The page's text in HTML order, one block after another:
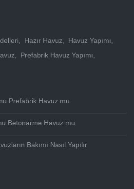
Hazır Havuz Havuz Yapımı
Prefabrik Havuz Yapımı
Prefabrik Havuz mu
Betonarme Havuz mu
Bakımı Nasıl Yapılır